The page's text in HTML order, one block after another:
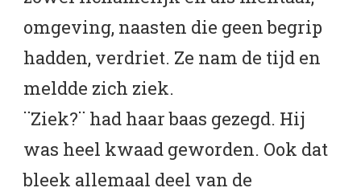
omgeving, naasten die geen begrip
hadden, verdriet. Ze nam de tijd en
meldde zich ziek.
¨Ziek?¨ had haar baas gezegd. Hij
was heel kwaad geworden. Ook dat
bleek allemaal deel van de